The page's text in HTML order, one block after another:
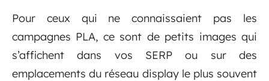
Pour ceux qui ne connaissaient pas les
campagnes PLA, ce sont de petits images qui
s’affichent dans vos SERP ou sur des
emplacements du réseau display le plus souvent